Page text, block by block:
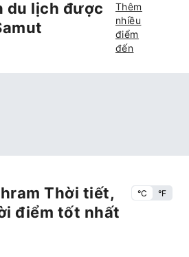
du lịch được
Thêm
nhiều
điểm
đến
Thời tiết,
điểm tốt nhất
°C °F